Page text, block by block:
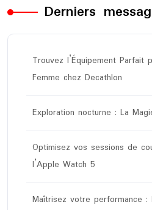
Derniers
Trouvez l’Équipement Parfait
Femme chez Decathlon
Exploration nocturne : La
Optimisez vos sessions de
l’Apple Watch 5
Maîtrisez votre performance :